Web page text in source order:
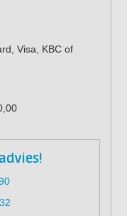
Visa, KBC of